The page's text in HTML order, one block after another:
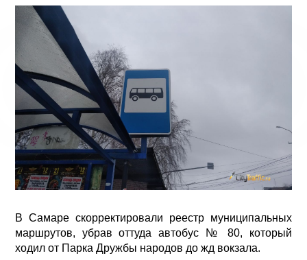
В Самаре скорректировали реестр муниципальных
маршрутов, убрав оттуда автобус № 80, который
ходил от Парка Дружбы народов до жд вокзала.